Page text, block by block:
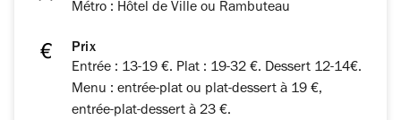
Métro : Hôtel de Ville ou Rambuteau
Prix
Entrée : 13-19 €. Plat : 19-32 €. Dessert 12-14€.
Menu : entrée-plat ou plat-dessert à 19 €,
entrée-plat-dessert à 23 €.